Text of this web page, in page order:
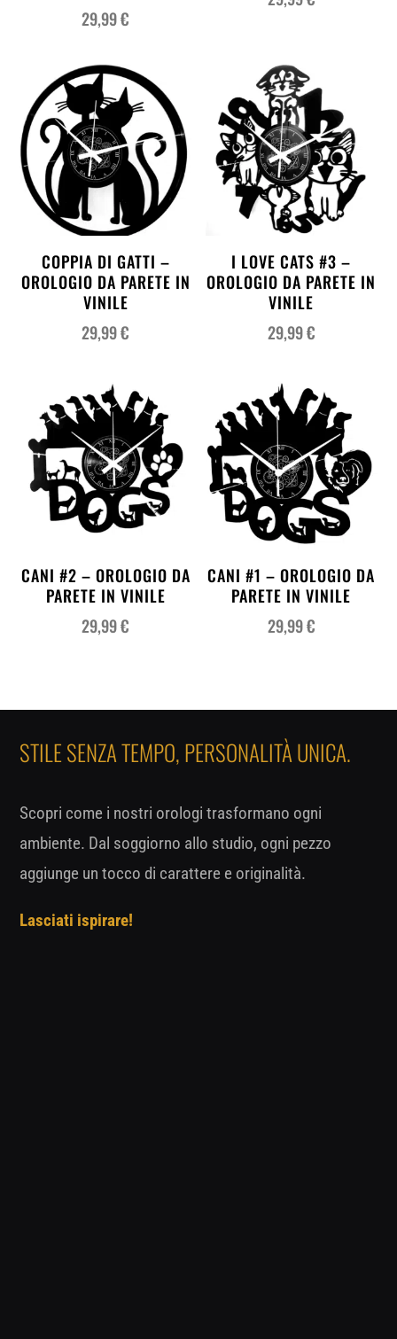
29,99€
COPPIA DI GATTI –
OROLOGIO DA PARETE IN
VINILE
29,99€
I LOVE CATS #3 –
OROLOGIO DA PARETE IN
VINILE
29,99€
CANI #2 – OROLOGIO DA
PARETE IN VINILE
29,99€
CANI #1 – OROLOGIO DA
PARETE IN VINILE
29,99€
STILE SENZA TEMPO, PERSONALITÀ UNICA.
Scopri come i nostri orologi trasformano ogni
ambiente. Dal soggiorno allo studio, ogni pezzo
aggiunge un tocco di carattere e originalità.
Lasciati ispirare!